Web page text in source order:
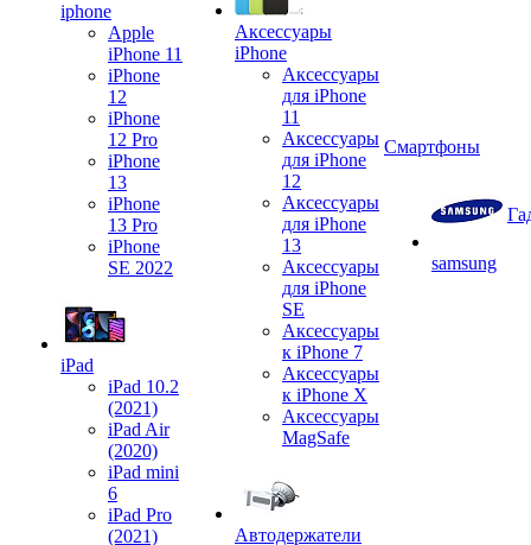
iphone
Apple
iPhone 11
iPhone
12
iPhone
12 Pro
iPhone
13
iPhone
13 Pro
iPhone
SE 2022
iPad
iPad 10.2
(2021)
iPad Air
(2020)
iPad mini
6
iPad Pro
(2021)
Аксессуары
iPhone
Аксессуары
для iPhone
11
Аксессуары
для iPhone
12
Аксессуары
для iPhone
13
Аксессуары
для iPhone
SE
Аксессуары
к iPhone 7
Аксессуары
к iPhone X
Аксессуары
MagSafe
Автодержатели
Смартфоны
samsung